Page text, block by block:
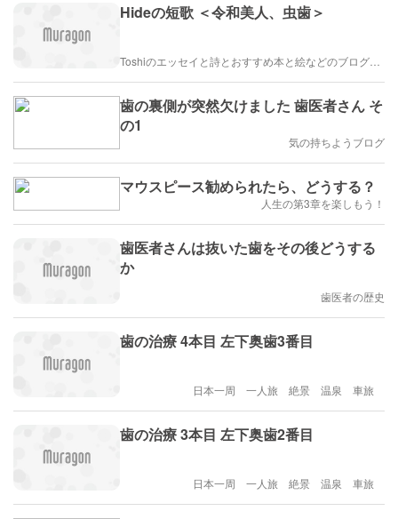
Hideの短歌 ＜令和美人、虫歯＞
歯の裏側が突然欠けました 歯医者さん そ
の1
気の持ちようブログ
マウスピース勧められたら、どうする？
人生の第3章を楽しもう！
歯医者さんは抜いた歯をその後どうする
か
歯医者の歴史
歯の治療 4本目 左下奥歯3番目
日本一周 一人旅 絶景 温泉 車旅
歯の治療 3本目 左下奥歯2番目
日本一周 一人旅 絶景 温泉 車旅